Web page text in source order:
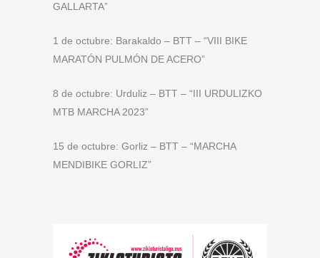
GALLARTA”
1 de octubre: Barakaldo – BTT – “VIII BIKE
MARATÓN PULMÓN DE ACERO”
8 de octubre: Urduliz – BTT – “III URDULIZKO
MTB MARCHA 2023”
15 de octubre: Gorliz – BTT – “MARCHA
MENDIBIKE GORLIZ”